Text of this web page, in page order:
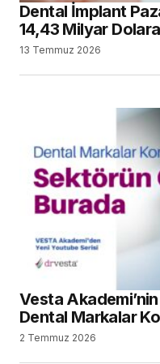
Dental İmplant
14,43 Milyar
13 Temmuz 2026
Vesta
Dental Markalar
2 Temmuz 2026